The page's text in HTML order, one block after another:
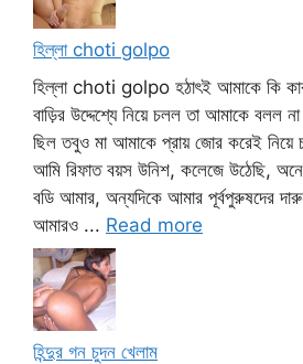
হিল্লা choti golpo
হিল্লা choti golpo হঠাৎই আমাকে কি
বাড়ির উদ্দেশ্যে নিয়ে চলল তা আমাকে বলল
ছিল তবুও মা আমাকে প্রায় জোর করেই নিয়ে
আমি রিফাত বয়স উনিশ, কলেজে উঠেছি,
বডি আমার, অন্যদিকে আমার পূর্বপুরুষদের
আমারও ... Read more
হিন্দুর গন চুদন খেলাম